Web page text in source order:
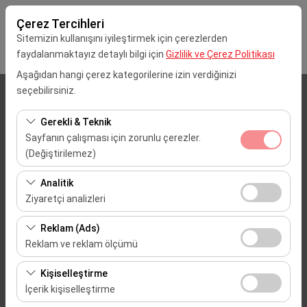
Çerez Tercihleri
Sitemizin kullanışını iyileştirmek için çerezlerden
faydalanmaktayız detaylı bilgi için Gizlilik ve Çerez Politikası
Aşağıdan hangi çerez kategorilerine izin verdiğinizi
seçebilirsiniz.
Gerekli & Teknik
Sayfanın çalışması için zorunlu çerezler.
(Değiştirilemez)
Bu çerezler sitenin doğru şekilde çalışması, güvenlik,
oturum yönetimi ve temel işlevler için gereklidir. Devre
dışı bırakılamaz.
Analitik
Ziyaretçi analizleri
Bu çerezler, sitemizin nasıl kullanıldığını (ziyaretçi sayısı,
en çok ziyaret edilen sayfalar, kullanıcı davranışları)
analiz etmemizi sağlar. Bu veriler, web sitesi
performansını ölçmek ve kullanıcı deneyimini sürekli
iyileştirmek için kullanılır.
Reklam (Ads)
Reklam ve reklam ölçümü
Bu çerezler, size ilgi alanlarınıza uygun kişiselleştirilmiş
reklamlar göstermemize ve reklam kampanyalarımızın
etkinliğini (gösterim sayısı, tıklama oranı) ölçmemize
Kişiselleştirme
İçerik kişiselleştirme
Alış Lokasyonu
İstanbul Anadolu Yakası
Aracı farklı bir lokasyona bırakacağım
Alış Tarih & Saat
Dönüş Tarih & Saat